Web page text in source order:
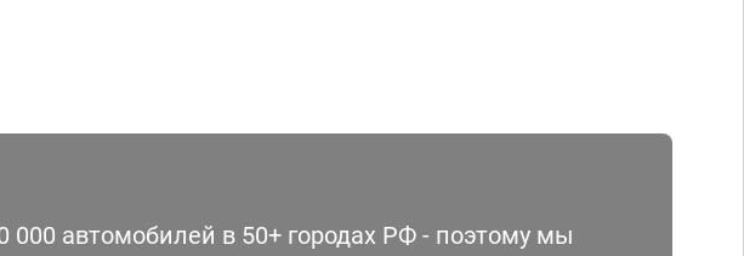
автомобилей в 50+ городах РФ - поэтому мы